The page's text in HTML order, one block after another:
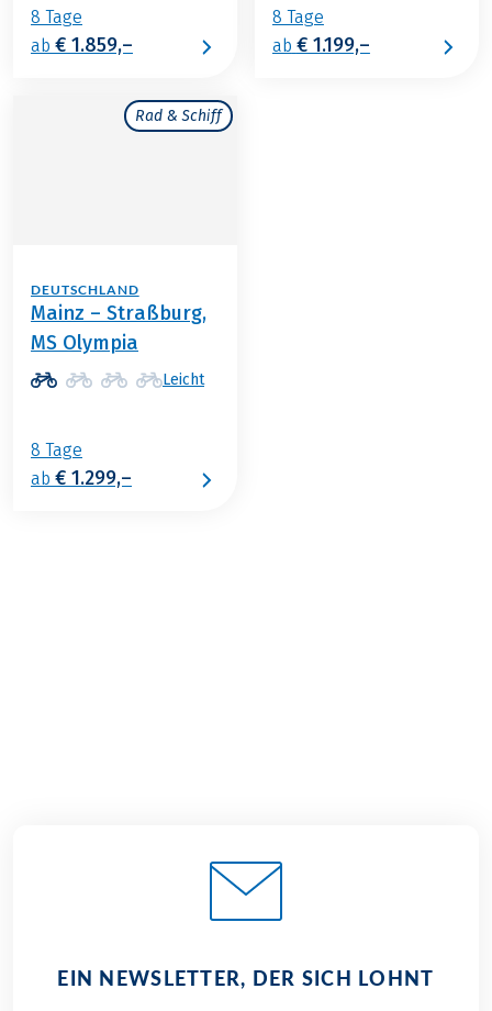
8 Tage
ab € 1.859,–
8 Tage
ab € 1.199,–
Rad & Schiff
DEUTSCHLAND
Mainz – Straßburg,
MS Olympia
Leicht
8 Tage
ab € 1.299,–
EIN NEWSLETTER, DER SICH LOHNT